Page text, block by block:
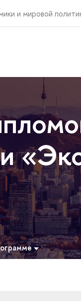
и мировой